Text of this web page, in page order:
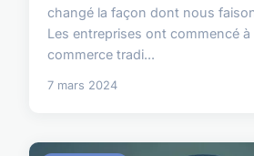
changé la façon dont nous
Les entreprises ont commencé à
commerce tradi...
7 mars 2024